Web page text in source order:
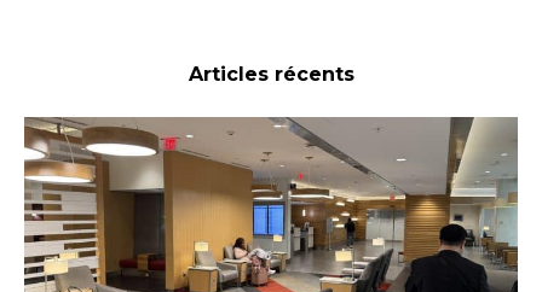
Articles récents